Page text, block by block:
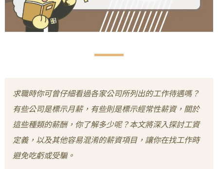
求職時你可曾仔細看過各家公司所列出的工作待遇嗎？
有些公司是標示月薪，有些則是標示經常性薪資，關於
這些種類的薪酬，你了解多少呢？本文將深入探討工資
定義，以及其他容易混淆的薪資項目，讓你在找工作時
避免吃虧或受騙。